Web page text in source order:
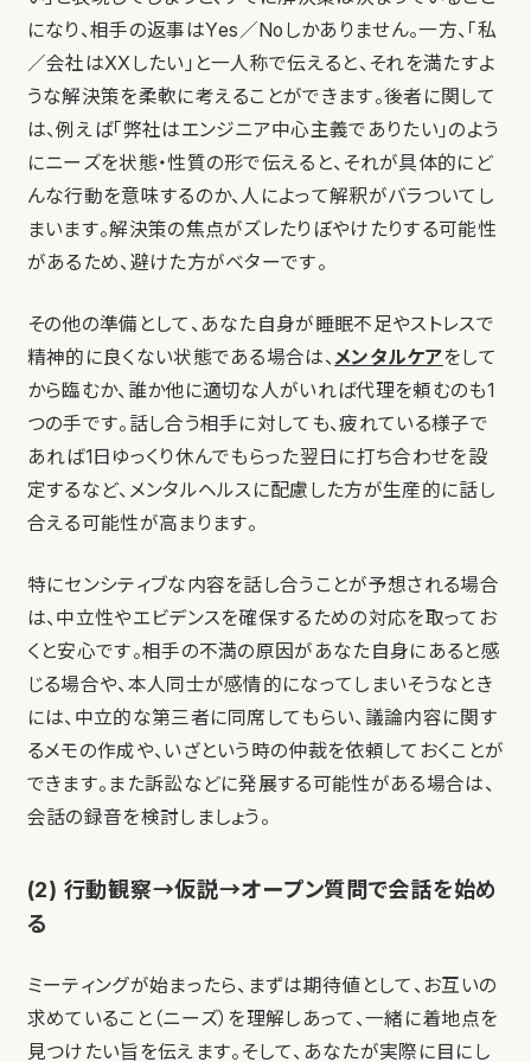
になり、相手の返事はYes／Noしかありません。一方、「私
／会社はXXしたい」と一人称で伝えると、それを満たすよ
うな解決策を柔軟に考えることができます。後者に関して
は、例えば「弊社はエンジニア中心主義でありたい」のよう
にニーズを状態・性質の形で伝えると、それが具体的にど
んな行動を意味するのか、人によって解釈がバラついてし
まいます。解決策の焦点がズレたりぼやけたりする可能性
があるため、避けた方がベターです。
その他の準備として、あなた自身が睡眠不足やストレスで
精神的に良くない状態である場合は、メンタルケアをして
から臨むか、誰か他に適切な人がいれば代理を頼むのも1
つの手です。話し合う相手に対しても、疲れている様子で
あれば1日ゆっくり休んでもらった翌日に打ち合わせを設
定するなど、メンタルヘルスに配慮した方が生産的に話し
合える可能性が高まります。
特にセンシティブな内容を話し合うことが予想される場合
は、中立性やエビデンスを確保するための対応を取ってお
くと安心です。相手の不満の原因があなた自身にあると感
じる場合や、本人同士が感情的になってしまいそうなとき
には、中立的な第三者に同席してもらい、議論内容に関す
るメモの作成や、いざという時の仲裁を依頼しておくことが
できます。また訴訟などに発展する可能性がある場合は、
会話の録音を検討しましょう。
(2) 行動観察→仮説→オープン質問で会話を始め
る
ミーティングが始まったら、まずは期待値として、お互いの
求めていること（ニーズ）を理解しあって、一緒に着地点を
見つけたい旨を伝えます。そして、あなたが実際に目にし